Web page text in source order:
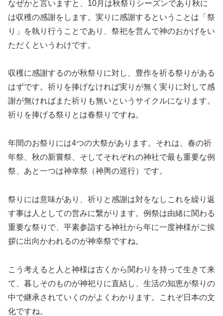
なぜかと言いますと、10月は秋祭りシーズンであり秋に
は収穫の感謝をします。実りに感謝するということは「祭
り」を執り行うことであり、祭祀を営んで神のおかげをい
ただくというわけです。
収穫に感謝するのが秋祭りに対し、豊作を祈る祭りがある
はずです。祈りを捧げなければ実りが無く実りに対して感
謝が無ければまた祈りも無いというサイクルになります。
祈りを捧げる祭りとは春祭りですね。
年間のお祭りには4つの大祭があります。それは、春の祈
年祭、秋の新嘗祭、そしてそれぞれの神社で最も重要な例
祭、あと一つは神幸祭（神輿の巡行）です。
祭りには意味があり、祈りと感謝は対をなしこれを繰り返
す事は人としての営みに繋がります。例祭は由緒に関わる
重要な祭りで、平素参詣する神社から年に一度神様がご挨
拶に出向かわれるのが神幸祭ですね。
こう考えると人と神様は古くから関わりを持って生きて来
て、暮しそのものが神祀りに直結し、生活の知恵が祭りの
中で継承されていくのがよくわかります。これぞ日本の文
化ですね。